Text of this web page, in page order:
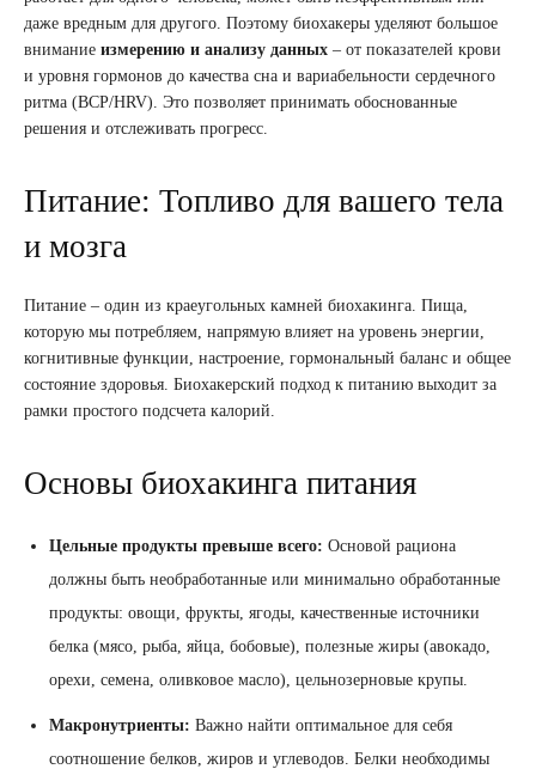
даже вредным для другого. Поэтому биохакеры уделяют большое
внимание измерению и анализу данных – от показателей крови
и уровня гормонов до качества сна и вариабельности сердечного
ритма (ВСР/HRV). Это позволяет принимать обоснованные
решения и отслеживать прогресс.
Питание: Топливо для вашего тела
и мозга
Питание – один из краеугольных камней биохакинга. Пища,
которую мы потребляем, напрямую влияет на уровень энергии,
когнитивные функции, настроение, гормональный баланс и общее
состояние здоровья. Биохакерский подход к питанию выходит за
рамки простого подсчета калорий.
Основы биохакинга питания
Цельные продукты превыше всего: Основой рациона
должны быть необработанные или минимально обработанные
продукты: овощи, фрукты, ягоды, качественные источники
белка (мясо, рыба, яйца, бобовые), полезные жиры (авокадо,
орехи, семена, оливковое масло), цельнозерновые крупы.
Макронутриенты: Важно найти оптимальное для себя
соотношение белков, жиров и углеводов. Белки необходимы